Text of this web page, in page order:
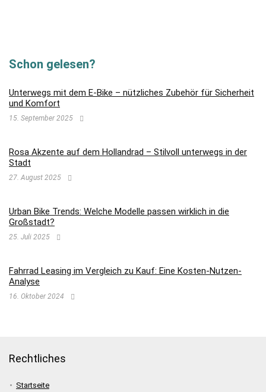
Schon gelesen?
Unterwegs mit dem E-Bike – nützliches Zubehör für Sicherheit
und Komfort
15. September 2025
Rosa Akzente auf dem Hollandrad – Stilvoll unterwegs in der
Stadt
27. August 2025
Urban Bike Trends: Welche Modelle passen wirklich in die
Großstadt?
25. Juli 2025
Fahrrad Leasing im Vergleich zu Kauf: Eine Kosten-Nutzen-
Analyse
16. Oktober 2024
Rechtliches
Startseite